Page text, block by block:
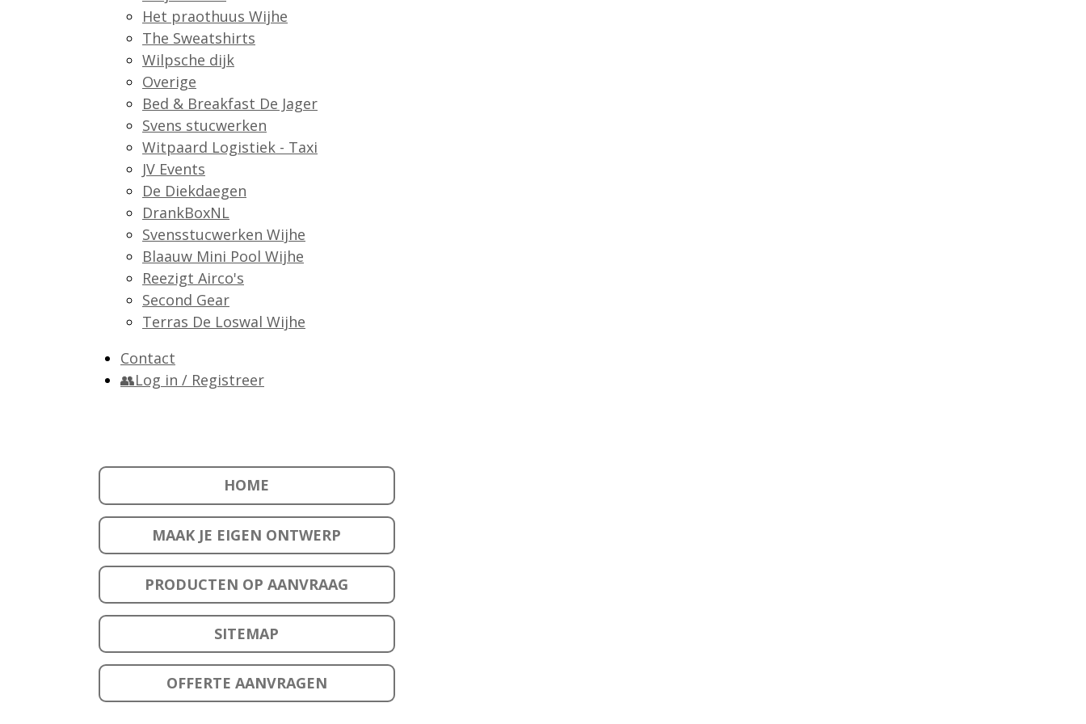
Het praothuus Wijhe
The Sweatshirts
Wilpsche dijk
Overige
Bed & Breakfast De Jager
Svens stucwerken
Witpaard Logistiek - Taxi
JV Events
De Diekdaegen
DrankBoxNL
Svensstucwerken Wijhe
Blaauw Mini Pool Wijhe
Reezigt Airco's
Second Gear
Terras De Loswal Wijhe
Contact
👥Log in / Registreer
HOME
MAAK JE EIGEN ONTWERP
PRODUCTEN OP AANVRAAG
SITEMAP
OFFERTE AANVRAGEN